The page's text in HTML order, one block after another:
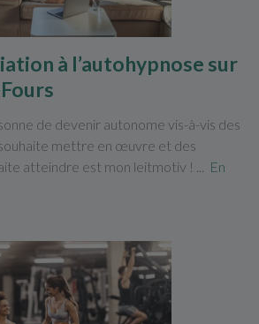
à l’autohypnose sur
de devenir autonome vis-à-vis des
mettre en œuvre et des
atteindre est mon leitmotiv ! ...
En